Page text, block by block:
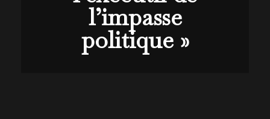
l’impasse
politique »